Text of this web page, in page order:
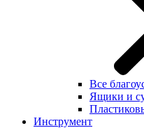
Все
Ящики и
Инструмент